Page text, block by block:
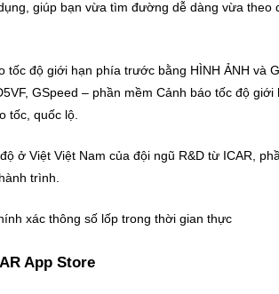
giúp bạn vừa tìm đường dễ dàng vừa theo
độ giới hạn phía trước bằng HÌNH ẢNH và
GSpeed – phần mềm Cảnh báo tốc độ
tốc, quốc lộ.
ở Việt Việt Nam của đội ngũ R&D từ ICAR,
trình.
xác thông số lốp trong thời gian thực
App Store